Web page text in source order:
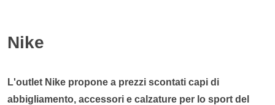
Nike
L'outlet Nike propone a prezzi scontati capi di
abbigliamento, accessori e calzature per lo sport del